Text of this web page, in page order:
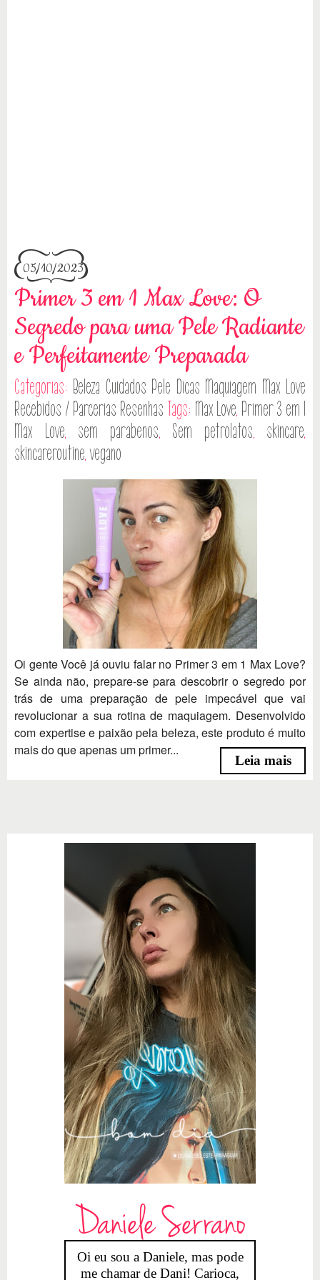
05/10/2023
Primer 3 em 1 Max Love: O
Segredo para uma Pele Radiante
e Perfeitamente Preparada
Categorias: Beleza Cuidados Pele Dicas Maquiagem Max Love
Recebidos / Parcerias Resenhas Tags: Max Love, Primer 3 em 1
Max Love, sem parabenos, Sem petrolatos, skincare,
skincareroutine,vegano
Oi gente Você já ouviu falar no Primer 3 em 1 Max Love?
Se ainda não, prepare-se para descobrir o segredo por
trás de uma preparação de pele impecável que vai
revolucionar a sua rotina de maquiagem. Desenvolvido
com expertise e paixão pela beleza, este produto é muito
mais do que apenas um primer...
Leia mais
Daniele Serrano
Oi eu sou a Daniele, mas pode
me chamar de Dani! Carioca,